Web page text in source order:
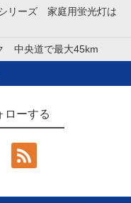
リーズ 家庭用蛍光灯は
中央道で最大45km
ローする